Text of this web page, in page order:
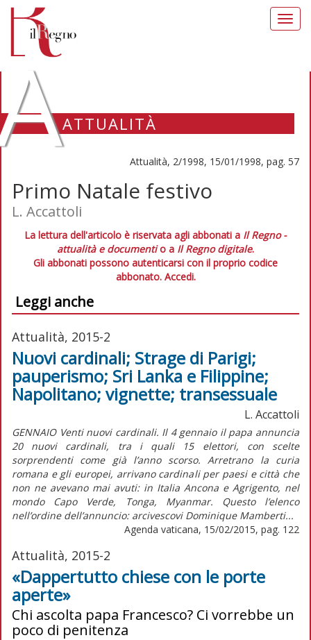
ATTUALITÀ
Attualità, 2/1998, 15/01/1998, pag. 57
Primo Natale festivo
L. Accattoli
La lettura dell'articolo è riservata agli abbonati a Il Regno -
attualità e documentio a Il Regno digitale.
Gli abbonati possono autenticarsi con il proprio codice
abbonato. Accedi.
Leggi anche
Attualità, 2015-2
Nuovi cardinali; Strage di Parigi;
pauperismo; Sri Lanka e Filippine;
Napolitano; vignette; transessuale
L. Accattoli
GENNAIO Venti nuovi cardinali. Il 4 gennaio il papa annuncia
20 nuovi cardinali, tra i quali 15 elettori, con scelte
sorprendenti come già l’anno scorso. Arretrano la curia
romana e gli europei, arrivano cardinali per paesi e città che
non ne avevano mai avuti: in Italia Ancona e Agrigento, nel
mondo Capo Verde, Tonga, Myanmar. Questo l’elenco
nell’ordine dell’annuncio: arcivescovi Dominique Mamberti...
Agenda vaticana, 15/02/2015, pag. 122
Attualità, 2015-2
«Dappertutto chiese con le porte
aperte»
Chi ascolta papa Francesco? Ci vorrebbe un
poco di penitenza